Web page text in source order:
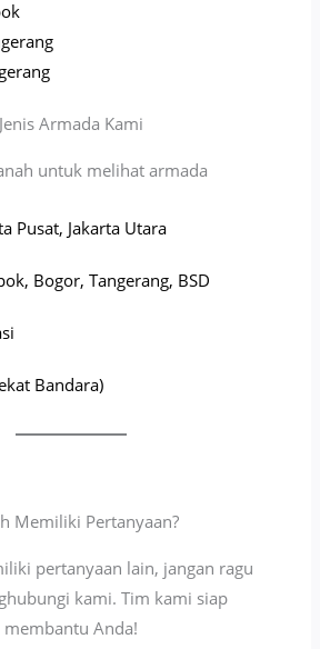
Jenis Armada Kami
untuk melihat armada
Pusat, Jakarta Utara
Bogor, Tangerang, BSD
Bandara)
Memiliki Pertanyaan?
pertanyaan lain, jangan ragu
kami. Tim kami siap
membantu Anda!